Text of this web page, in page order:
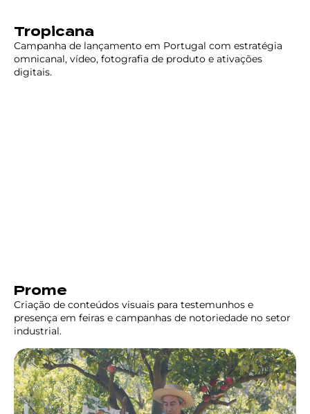
Tropicana
Campanha de lançamento em Portugal com estratégia
omnicanal, vídeo, fotografia de produto e ativações
digitais.
Prome
Criação de conteúdos visuais para testemunhos e
presença em feiras e campanhas de notoriedade no setor
industrial.